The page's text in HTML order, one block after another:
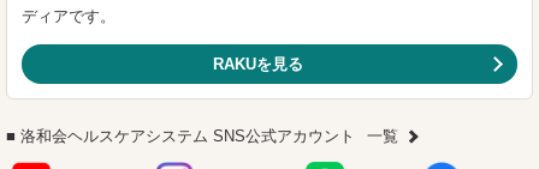
ディアです。
RAKUを見る
洛和会ヘルスケアシステム SNS公式アカウント 一覧